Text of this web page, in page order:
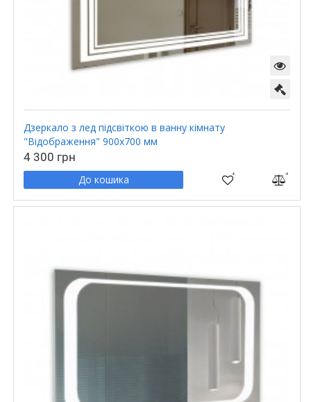
Дзеркало з лед підсвіткою в ванну кімнату
"Відображення" 900х700 мм
4 300 грн
До кошика